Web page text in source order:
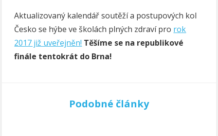
Aktualizovaný kalendář soutěží a postupových kol
Česko se hýbe ve školách plných zdraví pro rok
2017 již uveřejněn! Těšíme se na republikové
finále tentokrát do Brna!
Podobné články